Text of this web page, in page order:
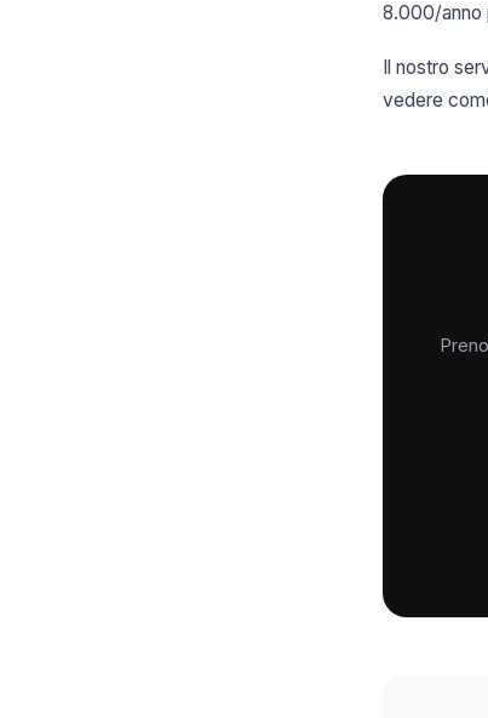
8.000/anno
Il nostro
vedere